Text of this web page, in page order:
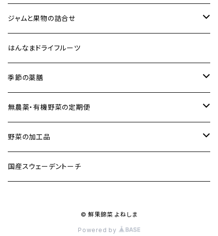
ジャム単品
フルーツギフト
フルーツカービングギフト
ジャムと果物の詰合せ
フルーツ＆ジャム詰合せ
フルーツ＆フルーツカービング＆ジャム詰合せ
はんなまドライフルーツ
季節の薬膳
フリーズドライ七草
無農薬・有機野菜の定期便
毎週お届け便
隔週お届け便
野菜の加工品
キムチ
国産スウェーデントーチ
© 鮮果錦菜 よねしま
Powered by